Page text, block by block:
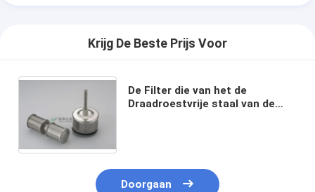
Krijg De Beste Prijs Voor
De Filter die van het de
Draadroestvrije staal van de
Doorgaan